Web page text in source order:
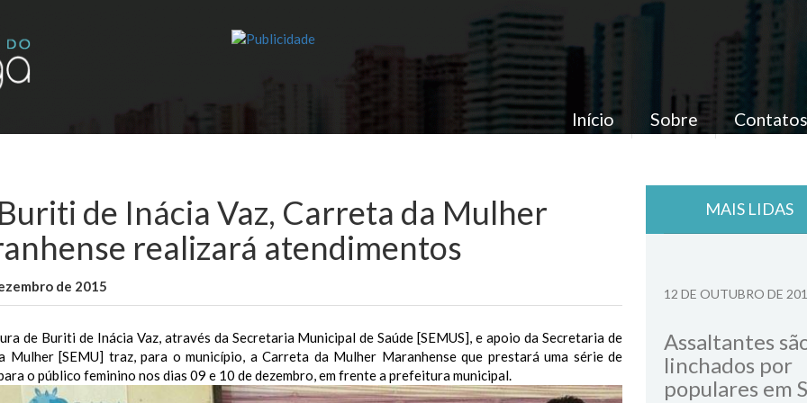
Início Sobre Contatos
de Inácia Vaz, Carreta da Mulher
realizará atendimentos
de 2015
de Buriti de Inácia Vaz, através da Secretaria Municipal de Saúde [SEMUS], e apoio da Secretaria de
Mulher [SEMU] traz, para o município, a Carreta da Mulher Maranhense que prestará uma série de
o público feminino nos dias 09 e 10 de dezembro, em frente a prefeitura municipal.
MAIS LIDAS
12 DE OUTUBRO DE
Assaltantes
linchados por
populares em